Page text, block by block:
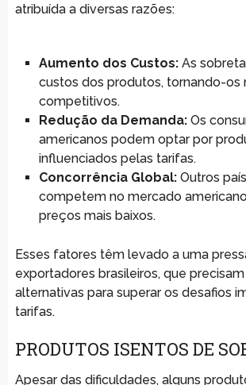
atribuída a diversas razões:
Aumento dos Custos:As
custos dos produtos, tornando-os
competitivos.
Redução da Demanda:Os
americanos podem optar por
influenciados pelas tarifas.
Concorrência Global:Outros
competem no mercado
preços mais baixos.
Esses fatores têm levado a uma
exportadores brasileiros, que
alternativas para superar os desafios
tarifas.
PRODUTOS ISENTOS DE
Apesar das dificuldades, alguns